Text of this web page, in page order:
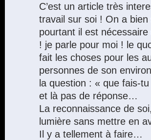
C’est un article très
travail sur soi ! On a
pourtant il est
! je parle pour moi ! le
fait les choses pour les
personnes de son
la question : « que fais-
et là pas de réponse…
La reconnaissance de
lumière sans mettre en
Il y a tellement à faire…